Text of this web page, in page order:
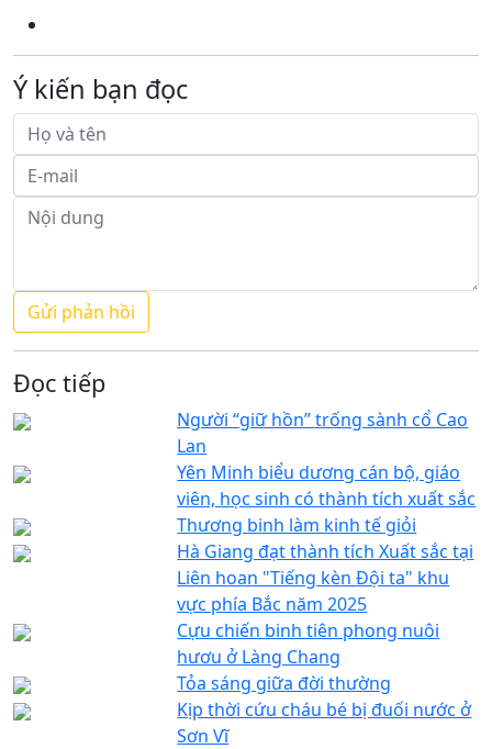
Ý kiến bạn đọc
Đọc tiếp
Người “giữ hồn” trống sành cổ Cao
Lan
Yên Minh biểu dương cán bộ, giáo
viên, học sinh có thành tích xuất sắc
Thương binh làm kinh tế giỏi
Hà Giang đạt thành tích Xuất sắc tại
Liên hoan "Tiếng kèn Đội ta" khu
vực phía Bắc năm 2025
Cựu chiến binh tiên phong nuôi
hươu ở Làng Chang
Tỏa sáng giữa đời thường
Kịp thời cứu cháu bé bị đuối nước ở
Sơn Vĩ